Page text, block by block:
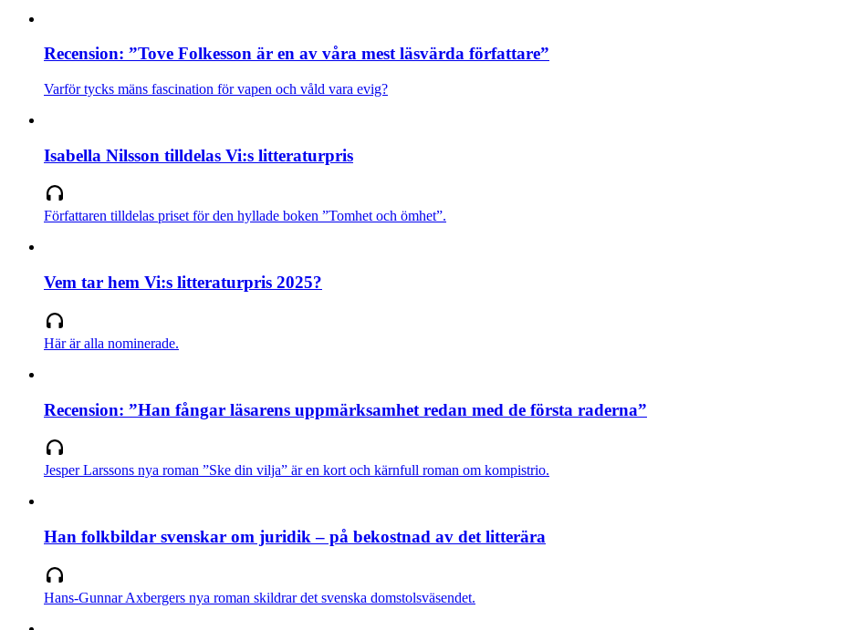
Recension: ”Tove Folkesson är en av våra mest läsvärda författare”
Varför tycks mäns fascination för vapen och våld vara evig?
Isabella Nilsson tilldelas Vi:s litteraturpris
Författaren tilldelas priset för den hyllade boken ”Tomhet och ömhet”.
Vem tar hem Vi:s litteraturpris 2025?
Här är alla nominerade.
Recension: ”Han fångar läsarens uppmärksamhet redan med de första raderna”
Jesper Larssons nya roman ”Ske din vilja” är en kort och kärnfull roman om kompistrio.
Han folkbildar svenskar om juridik – på bekostnad av det litterära
Hans-Gunnar Axbergers nya roman skildrar det svenska domstolsväsendet.